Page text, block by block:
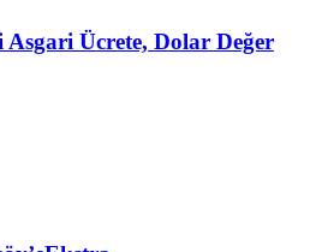
Ücrete, Dolar Değer